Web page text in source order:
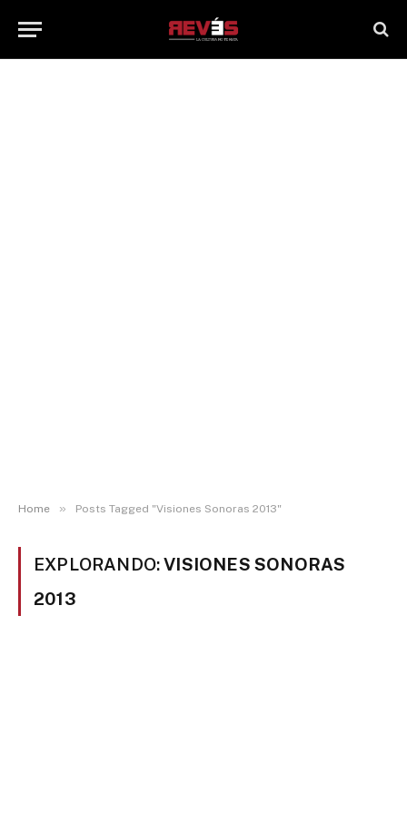
Home » Posts Tagged "Visiones Sonoras 2013"
EXPLORANDO:VISIONES SONORAS
2013